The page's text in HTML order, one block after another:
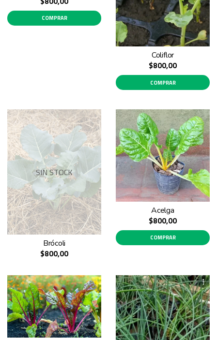
COMPRAR
Coliflor
$800,00
COMPRAR
SIN STOCK
Brócoli
$800,00
Acelga
$800,00
COMPRAR